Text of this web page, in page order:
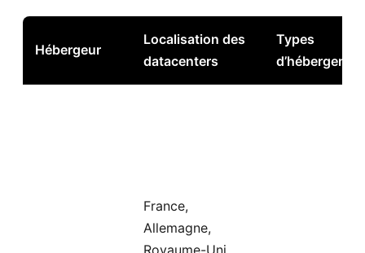
Hébergeur
Localisation des
datacenters
Types
France,
Allemagne,